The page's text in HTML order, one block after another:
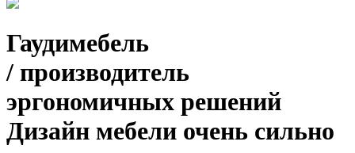
Гаудимебель
/ производитель
эргономичных решений
Дизайн мебели очень сильно